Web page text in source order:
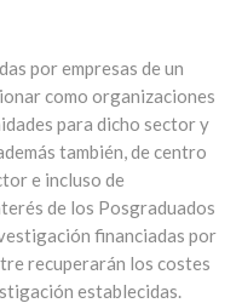
por empresas de un
como organizaciones
para dicho sector y
también, de centro
e incluso de
de los Posgraduados
financiadas por
recuperarán los costes
establecidas.